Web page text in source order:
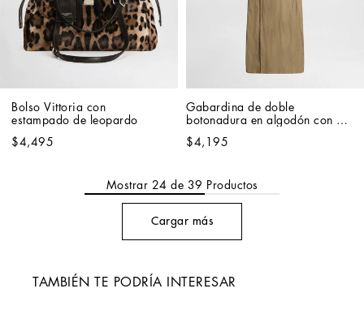
Bolso Vittoria con
estampado de leopardo
$4,495
Gabardina de doble
botonadura en algodón con
$4,195
Mostrar 24 de 39 Productos
Cargar más
TAMBIÉN TE PODRÍA INTERESAR